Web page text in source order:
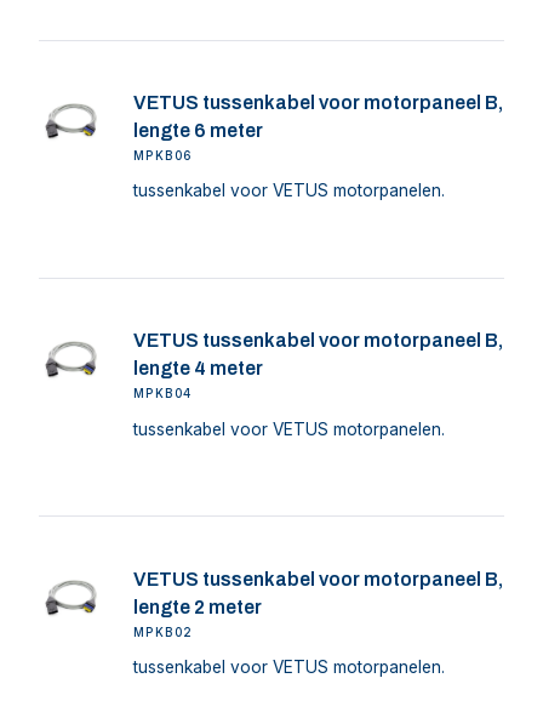
VETUS tussenkabel voor motorpaneel B,
lengte 6 meter
MPKB06
tussenkabel voor VETUS motorpanelen.
VETUS tussenkabel voor motorpaneel B,
lengte 4 meter
MPKB04
tussenkabel voor VETUS motorpanelen.
VETUS tussenkabel voor motorpaneel B,
lengte 2 meter
MPKB02
tussenkabel voor VETUS motorpanelen.